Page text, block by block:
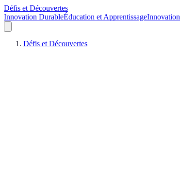
Défis et Découvertes
Innovation DurableÉducation et ApprentissageInnovation
Défis et Découvertes